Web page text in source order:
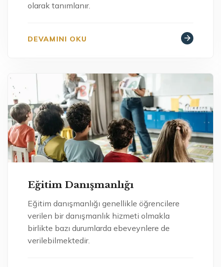
olarak tanımlanır.
DEVAMINI OKU
Eğitim Danışmanlığı
Eğitim danışmanlığı genellikle öğrencilere
verilen bir danışmanlık hizmeti olmakla
birlikte bazı durumlarda ebeveynlere de
verilebilmektedir.